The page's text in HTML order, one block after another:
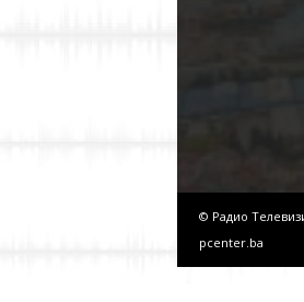
© Радио
pcenter.ba